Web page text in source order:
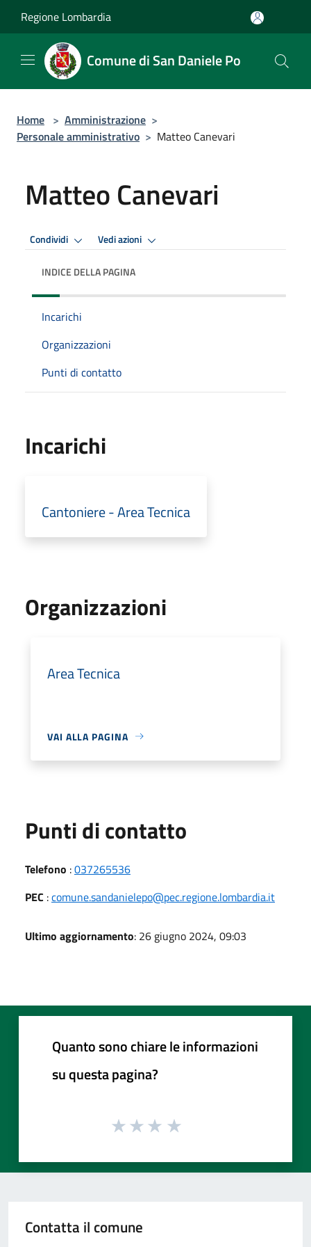
Regione Lombardia
Comune di San Daniele Po
Home > Amministrazione >
Personale amministrativo > Matteo Canevari
Matteo Canevari
Condividi Vedi azioni
INDICE DELLA PAGINA
Incarichi
Organizzazioni
Punti di contatto
Incarichi
Cantoniere - Area Tecnica
Organizzazioni
Area Tecnica
VAI ALLA PAGINA
Punti di contatto
Telefono :037265536
PEC :comune.sandanielepo@pec.regione.lombardia.it
Ultimo aggiornamento: 26 giugno 2024, 09:03
Quanto sono chiare le informazioni
su questa pagina?
Contatta il comune